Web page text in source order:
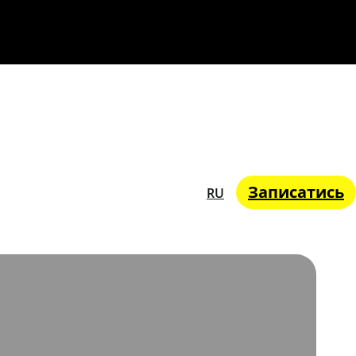
RU Записатись